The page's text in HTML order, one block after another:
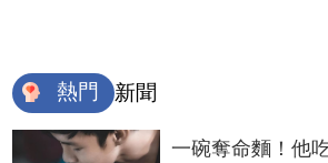
熱門 新聞
一碗奪命麵！他